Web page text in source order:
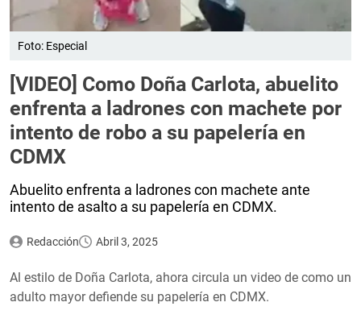
Foto: Especial
[VIDEO] Como Doña Carlota, abuelito
enfrenta a ladrones con machete por
intento de robo a su papelería en
CDMX
Abuelito enfrenta a ladrones con machete ante
intento de asalto a su papelería en CDMX.
Redacción Abril 3, 2025
Al estilo de Doña Carlota, ahora circula un video de como un
adulto mayor defiende su papelería en CDMX.